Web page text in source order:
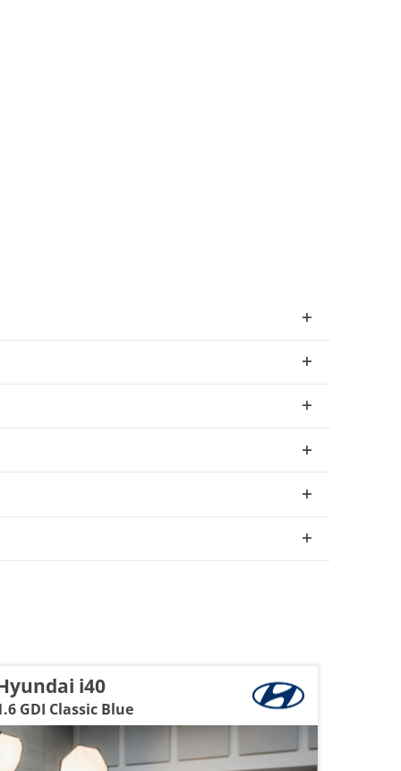
i40
GDI Classic Blue